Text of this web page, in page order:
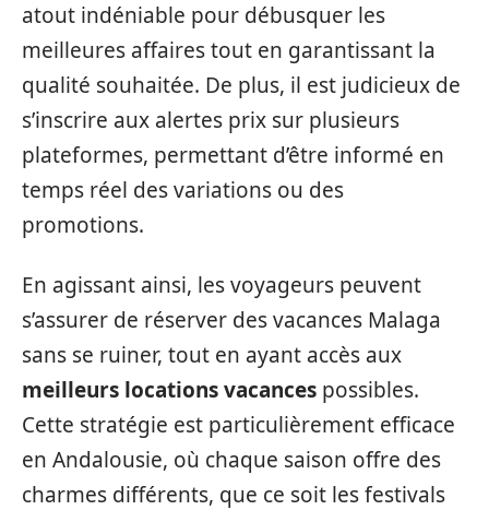
atout indéniable pour débusquer les
meilleures affaires tout en garantissant la
qualité souhaitée. De plus, il est judicieux de
s’inscrire aux alertes prix sur plusieurs
plateformes, permettant d’être informé en
temps réel des variations ou des
promotions.
En agissant ainsi, les voyageurs peuvent
s’assurer de réserver des vacances Malaga
sans se ruiner, tout en ayant accès aux
meilleurs locations vacances possibles.
Cette stratégie est particulièrement efficace
en Andalousie, où chaque saison offre des
charmes différents, que ce soit les festivals